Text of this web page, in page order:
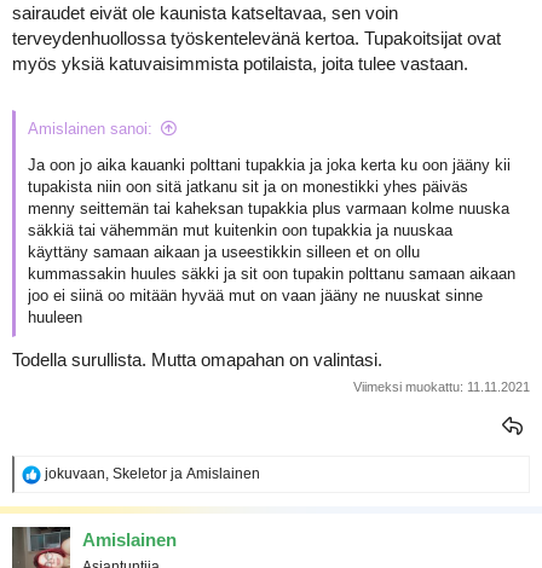
sairaudet eivät ole kaunista katseltavaa, sen voin
terveydenhuollossa työskentelevänä kertoa. Tupakoitsijat ovat
myös yksiä katuvaisimmista potilaista, joita tulee vastaan.
Amislainen sanoi:
Ja oon jo aika kauanki polttani tupakkia ja joka kerta ku oon jääny kii
tupakista niin oon sitä jatkanu sit ja on monestikki yhes päiväs
menny seittemän tai kaheksan tupakkia plus varmaan kolme nuuska
säkkiä tai vähemmän mut kuitenkin oon tupakkia ja nuuskaa
käyttäny samaan aikaan ja useestikkin silleen et on ollu
kummassakin huules säkki ja sit oon tupakin polttanu samaan aikaan
joo ei siinä oo mitään hyvää mut on vaan jääny ne nuuskat sinne
huuleen
Todella surullista. Mutta omapahan on valintasi.
Viimeksi muokattu: 11.11.2021
R
a
k
t
jokuvaan, Skeletor ja Amislainen
Amislainen